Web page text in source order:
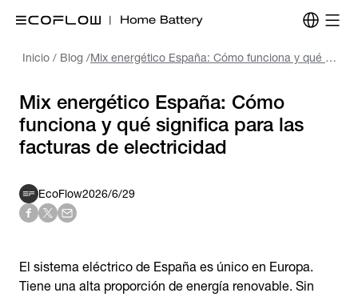
Inicio / Blog / Mix energético España: Cómo funciona y qué significa para las facturas de electricidad
Mix energético España: Cómo
funciona y qué significa para las
facturas de electricidad
EcoFlow2026/6/29
El sistema eléctrico de España es único en Europa.
Tiene una alta proporción de energía renovable. Sin